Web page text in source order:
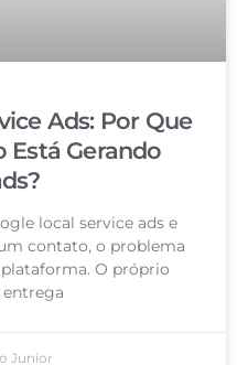
Ads: Por Que
Está Gerando
local service ads e
contato, o problema
O próprio
Junior